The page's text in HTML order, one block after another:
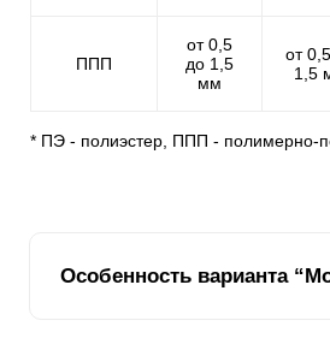
ППП
от 0,5
до 1,5
мм
от
1,5
* ПЭ - полиэстер, ППП - полимерно-
Особенность варианта